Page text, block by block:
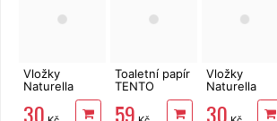
Vložky
Naturella
Normal s
30
Toaletní papír
TENTO
3vrstvý 8 rolí,
59
Vložky
Naturella
Maxi Night 7
ks
30